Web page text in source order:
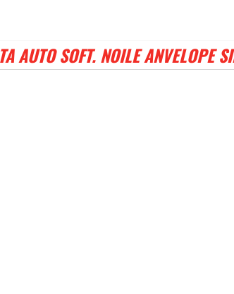
AUTO SOFT. NOILE ANVELOPE